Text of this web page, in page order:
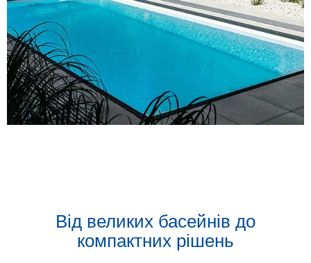
Від великих басейнів до
компактних рішень